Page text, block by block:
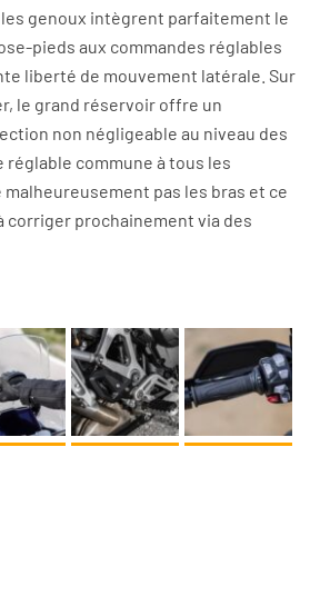
genoux intègrent parfaitement le
pieds aux commandes réglables
liberté de mouvement latérale. Sur
le grand réservoir offre un
non négligeable au niveau des
réglable commune à tous les
pas les bras et ce
corriger prochainement via des